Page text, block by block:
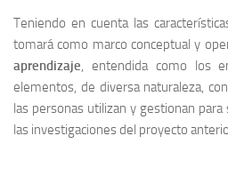
Teniendo en cuenta las
tomará como marco conceptual y
aprendizaje, entendida como los
elementos, de diversa naturaleza,
las personas utilizan y gestionan
las investigaciones del proyecto